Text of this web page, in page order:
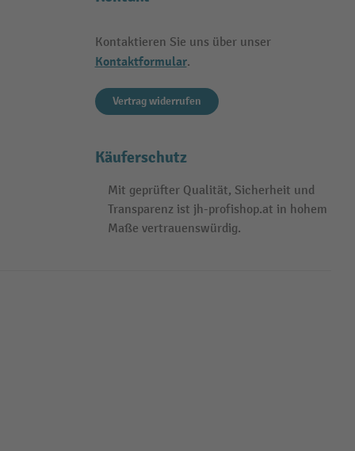
Kontaktieren Sie uns über unser
Kontaktformular.
Vertrag widerrufen
Käuferschutz
Mit geprüfter Qualität, Sicherheit und
Transparenz ist jh-profishop.at in hohem
Maße vertrauenswürdig.